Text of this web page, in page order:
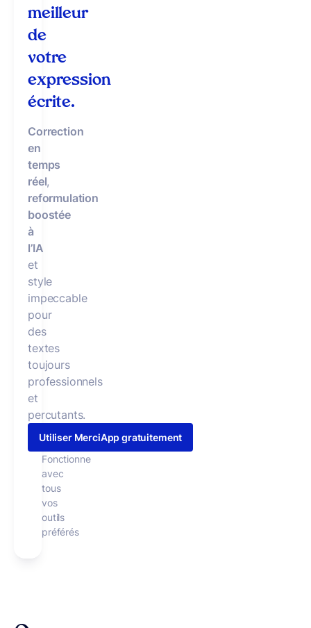
meilleur
de
votre
expression
écrite.
Correction
en
temps
réel,
reformulation
boostée
à
l’IA
et
style
impeccable
pour
des
textes
toujours
professionnels
et
percutants.
Utiliser MerciApp gratuitement
Fonctionne
avec
tous
vos
outils
préférés